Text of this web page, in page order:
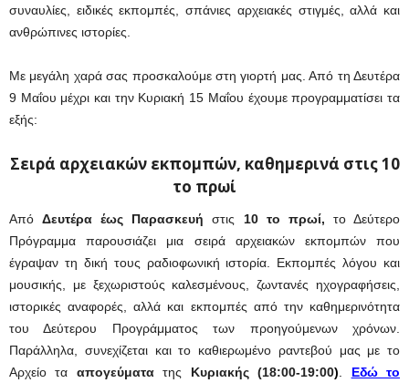
συναυλίες, ειδικές εκπομπές, σπάνιες αρχειακές στιγμές, αλλά και
ανθρώπινες ιστορίες.
Με μεγάλη χαρά σας προσκαλούμε στη γιορτή μας. Από τη Δευτέρα
9 Μαΐου μέχρι και την Κυριακή 15 Μαΐου έχουμε προγραμματίσει τα
εξής:
Σειρά αρχειακών εκπομπών, καθημερινά στις 10
το πρωί
ΑπόΔευτέρα έως Παρασκευή στις 10 το πρωί, το Δεύτερο
Πρόγραμμα παρουσιάζει μια σειρά αρχειακών εκπομπών που
έγραψαν τη δική τους ραδιοφωνική ιστορία. Εκπομπές λόγου και
μουσικής, με ξεχωριστούς καλεσμένους, ζωντανές ηχογραφήσεις,
ιστορικές αναφορές, αλλά και εκπομπές από την καθημερινότητα
του Δεύτερου Προγράμματος των προηγούμενων χρόνων.
Παράλληλα, συνεχίζεται και το καθιερωμένο ραντεβού μας με το
Αρχείο τα απογεύματατης Κυριακής (18:00-19:00)
Εδώ το